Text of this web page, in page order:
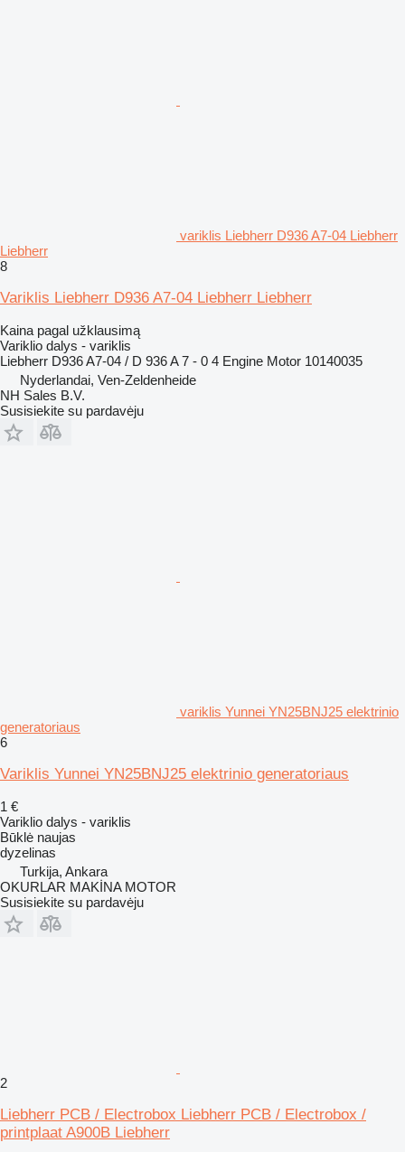
variklis Liebherr D936 A7-04 Liebherr
Liebherr
8
Variklis Liebherr D936 A7-04 Liebherr Liebherr
Kaina pagal užklausimą
Variklio dalys - variklis
Liebherr D936 A7-04 / D 936 A 7 - 0 4 Engine Motor 10140035
Nyderlandai, Ven-Zeldenheide
NH Sales B.V.
Susisiekite su pardavėju
variklis Yunnei YN25BNJ25 elektrinio
generatoriaus
6
Variklis Yunnei YN25BNJ25 elektrinio generatoriaus
1 €
Variklio dalys - variklis
Būklė naujas
dyzelinas
Turkija, Ankara
OKURLAR MAKİNA MOTOR
Susisiekite su pardavėju
2
Liebherr PCB / Electrobox Liebherr PCB / Electrobox /
printplaat A900B Liebherr